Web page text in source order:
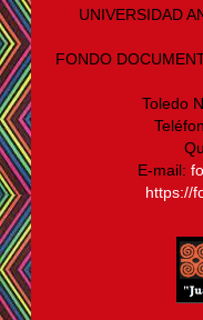
UNIVERSIDAD
FONDO
Toledo
E-mail:
https://